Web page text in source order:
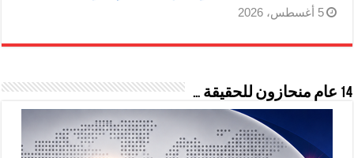
5 أغسطس، 2026
14 عام منحازون للحقيقة …